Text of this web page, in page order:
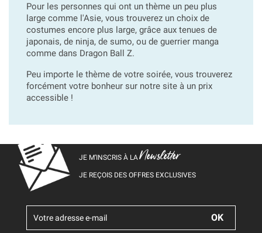
Pour les personnes qui ont un thème un peu plus
large comme l'Asie, vous trouverez un choix de
costumes encore plus large, grâce aux tenues de
japonais, de ninja, de sumo, ou de guerrier manga
comme dans Dragon Ball Z.
Peu importe le thème de votre soirée, vous trouverez
forcément votre bonheur sur notre site à un prix
accessible !
JE M’INSCRIS À LANewsletter
JE REÇOIS DES OFFRES EXCLUSIVES